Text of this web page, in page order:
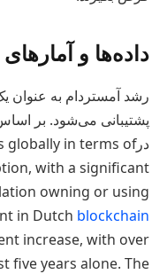
داده‌ها و
رشد آمستردام به عنوان
پشتیبانی می‌شود. بر
درamong the top 10 countries globally in terms of
with a significant
owning or using
in Dutch blockchain
increase, with over
five years alone. The